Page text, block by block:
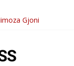
Gjoni
kombëtare